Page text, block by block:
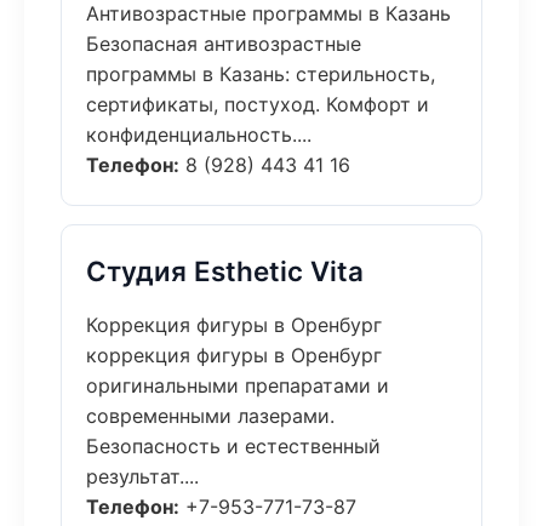
Антивозрастные программы в Казань
Безопасная антивозрастные
программы в Казань: стерильность,
сертификаты, постуход. Комфорт и
конфиденциальность....
Телефон: 8 (928) 443 41 16
Студия Esthetic Vita
Коррекция фигуры в Оренбург
коррекция фигуры в Оренбург
оригинальными препаратами и
современными лазерами.
Безопасность и естественный
результат....
Телефон: +7-953-771-73-87